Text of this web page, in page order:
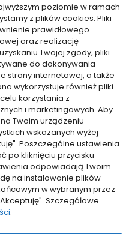
poziomie w ramach
z plików cookies. Pliki
prawidłowego
oraz realizację
Twojej zgody, pliki
do dokonywania
strony internetowej, a także
wykorzystuje również pliki
korzystania z
i marketingowych. Aby
Twoim urządzeniu
wskazanych wyżej
Poszczególne ustawienia
po kliknięciu przycisku
odpowiadają Twoim
na instalowanie plików
w wybranym przez
Szczegółowe
.
Zdrowie, Medycyna
Wynajem drukarek i
kserokopiarek – kiedy
może się opłacać
15/10/2025
WIĘCEJ